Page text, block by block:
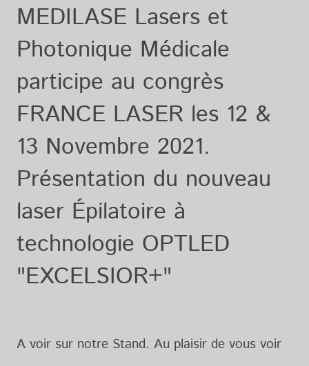
MEDILASE Lasers et
Photonique Médicale
participe au congrès
FRANCE LASER les 12 &
13 Novembre 2021.
Présentation du nouveau
laser Épilatoire à
technologie OPTLED
"EXCELSIOR+"
A voir sur notre Stand. Au plaisir de vous voir